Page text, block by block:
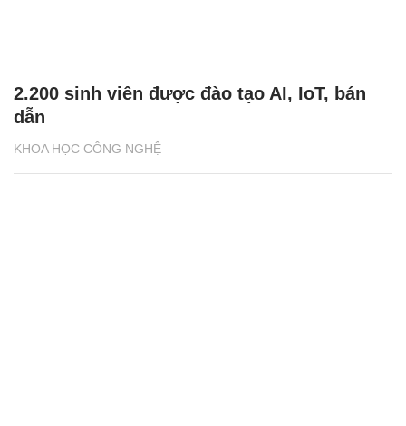
KHOA HỌC CÔNG NGHỆ
2.200 sinh viên được đào tạo AI, IoT, bán
dẫn